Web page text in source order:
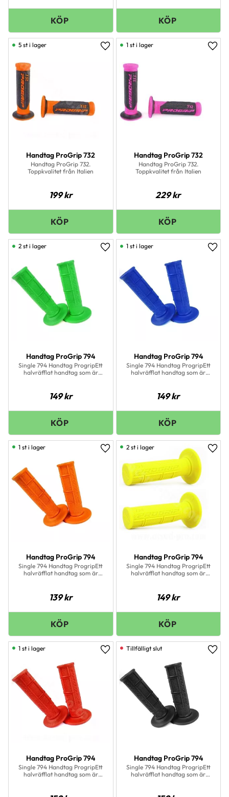
Handtag ProGrip 732
Handtag ProGrip 732.
Toppkvalitet från Italien
199kr
Lägg till i favoriter
5 st i lager
Handtag ProGrip 732
Handtag ProGrip 732.
Toppkvalitet från Italien
229kr
1 st i lager
Handtag ProGrip 794
Single 794 Handtag ProgripEtt
halvräfflat handtag som är
149kr
Lägg till i favoriter
2 st i lager
Handtag ProGrip 794
Single 794 Handtag ProgripEtt
halvräfflat handtag som är
149kr
1 st i lager
Handtag ProGrip 794
Single 794 Handtag ProgripEtt
halvräfflat handtag som är
139kr
Lägg till i favoriter
1 st i lager
Handtag ProGrip 794
Single 794 Handtag ProgripEtt
halvräfflat handtag som är
149kr
2 st i lager
Handtag ProGrip 794
Single 794 Handtag ProgripEtt
halvräfflat handtag som är
Lägg till i favoriter
1 st i lager
Handtag ProGrip 794
Single 794 Handtag ProgripEtt
halvräfflat handtag som är